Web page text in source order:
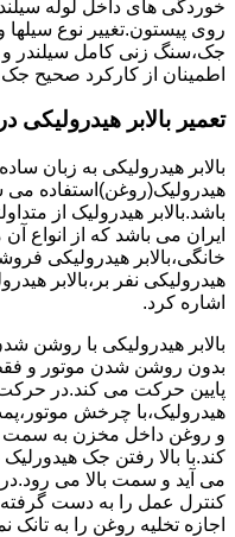
خوردگی های داخل لوله
روی پیستون.تغییر نوع سیلها
جک،سنگ زنی کامل سیلندر
اطمینان از کارکرد صحیح
تعمیر بالابر هیدرولیکی
بالابر هیدرولیکی به زبان
هیدرولیک(روغن)استفاده می
باشد.بالابر هیدرولیک از
ایران می باشد که از انواع
خانگی،بالابر هیدرولیکی
هیدرولیکی نفر بر،بالابر
اشاره کرد.
بالابر هیدرولیکی با روشن
بدون روشن شدن موتور و
پایین حرکت می کند.در حرکت
هیدرولیک،با چرخش
و روغن داخل مخزن به سمت
کند.با بالا رفتن جک
می آید و سمت بالا می
کنترل عمل را به دست گرفته
اجازه تخلیه روغن را به تانک